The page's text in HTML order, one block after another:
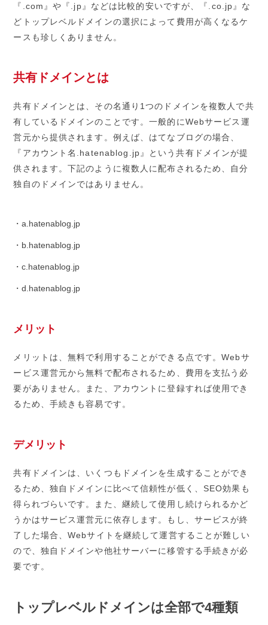
『.com』や『.jp』などは比較的安いですが、『.co.jp』な
どトップレベルドメインの選択によって費用が高くなるケ
ースも珍しくありません。
共有ドメインとは
共有ドメインとは、その名通り1つのドメインを複数人で共
有しているドメインのことです。一般的にWebサービス運
営元から提供されます。例えば、はてなブログの場合、
『アカウント名.hatenablog.jp』という共有ドメインが提
供されます。下記のように複数人に配布されるため、自分
独自のドメインではありません。
・a.hatenablog.jp
・b.hatenablog.jp
・c.hatenablog.jp
・d.hatenablog.jp
メリット
メリットは、無料で利用することができる点です。Webサ
ービス運営元から無料で配布されるため、費用を支払う必
要がありません。また、アカウントに登録すれば使用でき
るため、手続きも容易です。
デメリット
共有ドメインは、いくつもドメインを生成することができ
るため、独自ドメインに比べて信頼性が低く、SEO効果も
得られづらいです。また、継続して使用し続けられるかど
うかはサービス運営元に依存します。もし、サービスが終
了した場合、Webサイトを継続して運営することが難しい
ので、独自ドメインや他社サーバーに移管する手続きが必
要です。
トップレベルドメインは全部で4種類